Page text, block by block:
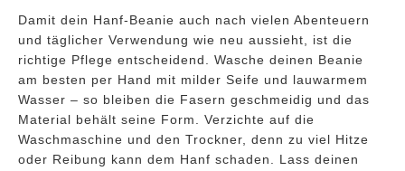
Damit dein Hanf-Beanie auch nach vielen Abenteuern
und täglicher Verwendung wie neu aussieht, ist die
richtige Pflege entscheidend. Wasche deinen Beanie
am besten per Hand mit milder Seife und lauwarmem
Wasser – so bleiben die Fasern geschmeidig und das
Material behält seine Form. Verzichte auf die
Waschmaschine und den Trockner, denn zu viel Hitze
oder Reibung kann dem Hanf schaden. Lass deinen